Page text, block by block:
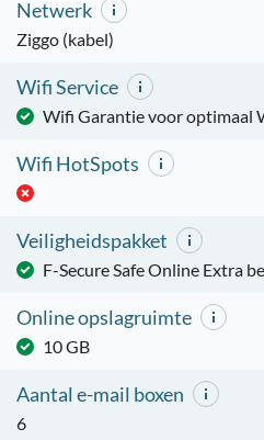
Netwerk
Ziggo (kabel)
Wifi Service
Wifi Garantie voor optimaal
Wifi HotSpots
Veiligheidspakket
F-Secure Safe Online Extra
Online opslagruimte
10 GB
Aantal e-mail boxen
6